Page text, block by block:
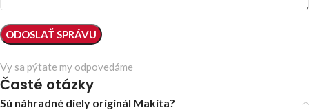
Vy sa pýtate my odpovedáme
Časté otázky
Sú náhradné diely originál Makita?